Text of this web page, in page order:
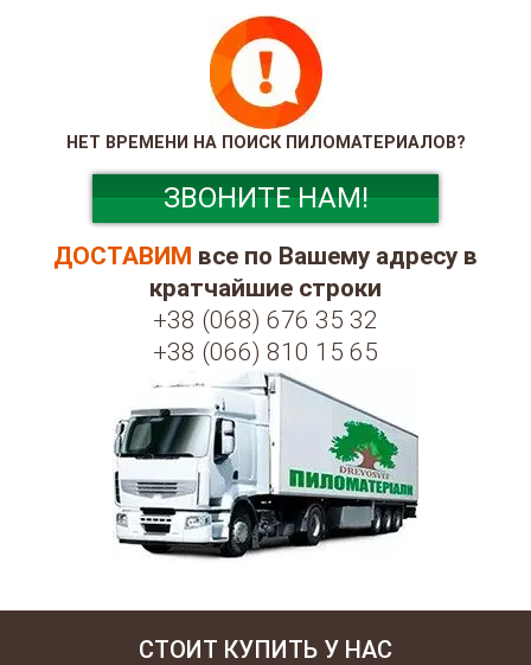
НЕТ ВРЕМЕНИ НА ПОИСК ПИЛОМАТЕРИАЛОВ?
ЗВОНИТЕ НАМ!
ДОСТАВИМ все по Вашему адресу в
кратчайшие строки
+38 (068) 676 35 32
+38 (066) 810 15 65
СТОИТ КУПИТЬ У НАС